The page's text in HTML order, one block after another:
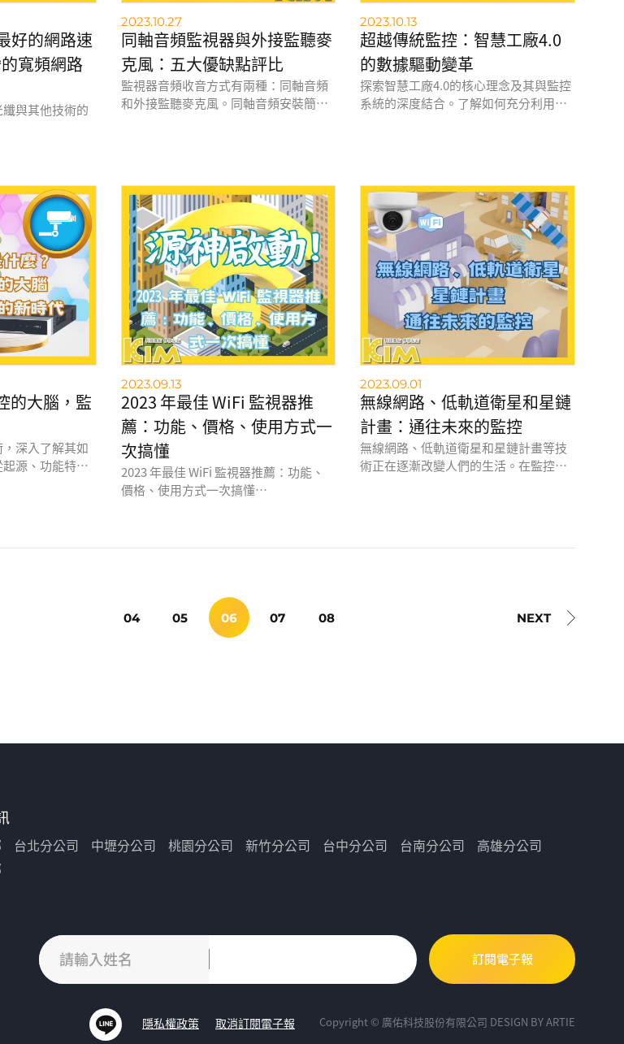
好的網路速
寬頻網路
與其他技術的
纖具有速度
等優勢，是目前
。
區，網路業者會
強型銅線技術，
無線接入
提供服務。這些
性上不如光纖，
連接。
及，台灣的寬
步提升。
2023.10.27
同軸音頻監視器與外接監聽麥
克風：五大優缺點評比
監視器音頻收音方式有兩種：同軸音頻
和外接監聽麥克風。同軸音頻安裝簡
2023.10.13
超越傳統監控：智慧工廠4.0
的數據驅動變革
探索智慧工廠4.0的核心理念及其與監控
系統的深度結合。了解如何充分利用先
的大腦，監
深入了解其如
源、功能特色
2023.09.13
2023 年最佳 WiFi 監視器推
薦：功能、價格、使用方式一
次搞懂
2023 年最佳 WiFi 監視器推薦：功能、
價格、使用方式一次搞懂
手，其優點是安裝簡單、無線連接、可
2023.09.01
無線網路、低軌道衛星和星鏈
計畫：通往未來的監控
無線網路、低軌道衛星和星鏈計畫等技
術正在逐漸改變人們的生活。在監控領
04 05 06 07 08
台北分公司 中壢分公司 桃園分公司 新竹分公司 台中分公司 台南分公司
高雄分公司
隱私權政策 取消訂閱電子報 Copyright © 廣佑科技股份有限公司 DESIGN BYARTIE